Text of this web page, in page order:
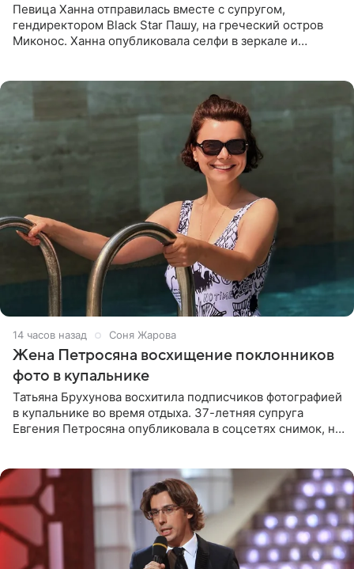
Певица Ханна отправилась вместе с супругом,
гендиректором Black Star Пашу, на греческий остров
Миконос. Ханна опубликовала селфи в зеркале и
14 часов назад Соня Жарова
Жена Петросяна восхищение поклонников
фото в купальнике
Татьяна Брухунова восхитила подписчиков фотографией
в купальнике во время отдыха. 37-летняя супруга
Евгения Петросяна опубликовала в соцсетях снимок, на